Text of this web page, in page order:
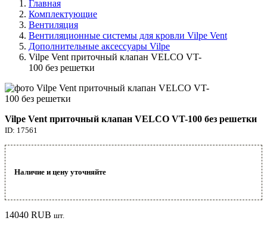
Главная
Комплектующие
Вентиляция
Вентиляционные системы для кровли Vilpe Vent
Дополнительные аксессуары Vilpe
Vilpe Vent приточный клапан VELCO VT-
100 без решетки
Vilpe Vent приточный клапан VELCO VT-100 без решетки
ID: 17561
Наличие и цену уточняйте
14040 RUB шт.